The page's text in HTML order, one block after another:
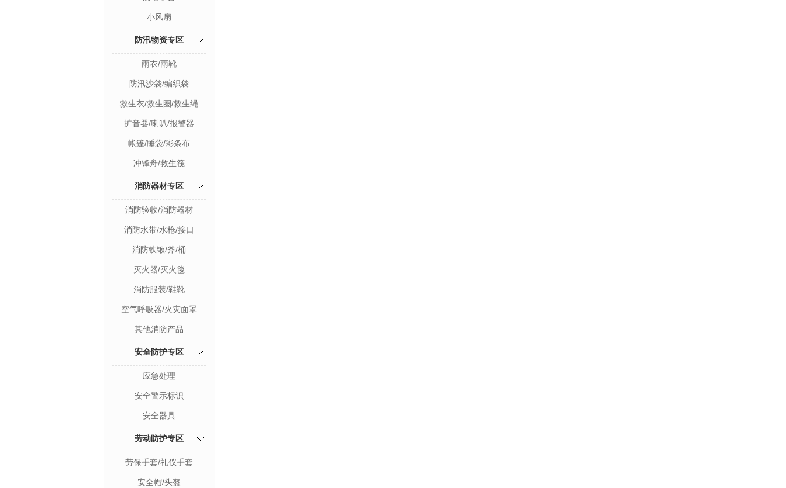
小风扇
防汛物资专区
雨衣/雨靴
防汛沙袋/编织袋
救生衣/救生圈/救生绳
扩音器/喇叭/报警器
帐篷/睡袋/彩条布
冲锋舟/救生筏
消防器材专区
消防验收/消防器材
消防水带/水枪/接口
消防铁锹/斧/桶
灭火器/灭火毯
消防服装/鞋靴
空气呼吸器/火灾面罩
其他消防产品
安全防护专区
应急处理
安全警示标识
安全器具
劳动防护专区
劳保手套/礼仪手套
安全帽/头盔